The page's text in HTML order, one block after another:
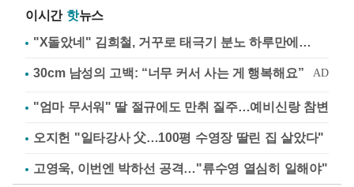
이시간 핫뉴스
"X돌았네" 김희철, 거꾸로 태극기 분노 하루만에…
"엄마 무서워" 딸 절규에도 만취 질주…예비신랑 참변
오지헌 "일타강사 父…100평 수영장 딸린 집 살았다"
고영욱, 이번엔 박하선 공격…"류수영 열심히 일해야"